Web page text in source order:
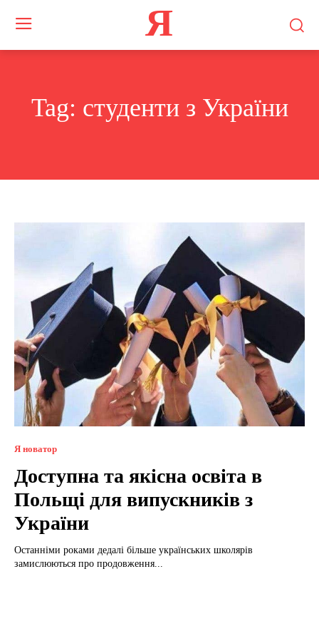
Я
Tag: студенти з України
Я новатор
Доступна та якісна освіта в
Польщі для випускників з
України
Останніми роками дедалі більше українських школярів
замислюються про продовження...